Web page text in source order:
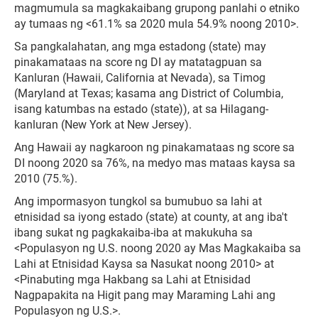
magmumula sa magkakaibang grupong panlahi o etniko
ay tumaas ng <61.1% sa 2020 mula 54.9% noong 2010>.
Sa pangkalahatan, ang mga estadong (state) may
pinakamataas na score ng DI ay matatagpuan sa
Kanluran (Hawaii, California at Nevada), sa Timog
(Maryland at Texas; kasama ang District of Columbia,
isang katumbas na estado (state)), at sa Hilagang-
kanluran (New York at New Jersey).
Ang Hawaii ay nagkaroon ng pinakamataas ng score sa
DI noong 2020 sa 76%, na medyo mas mataas kaysa sa
2010 (75.%).
Ang impormasyon tungkol sa bumubuo sa lahi at
etnisidad sa iyong estado (state) at county, at ang iba't
ibang sukat ng pagkakaiba-iba at makukuha sa
<Populasyon ng U.S. noong 2020 ay Mas Magkakaiba sa
Lahi at Etnisidad Kaysa sa Nasukat noong 2010> at
<Pinabuting mga Hakbang sa Lahi at Etnisidad
Nagpapakita na Higit pang may Maraming Lahi ang
Populasyon ng U.S.>.